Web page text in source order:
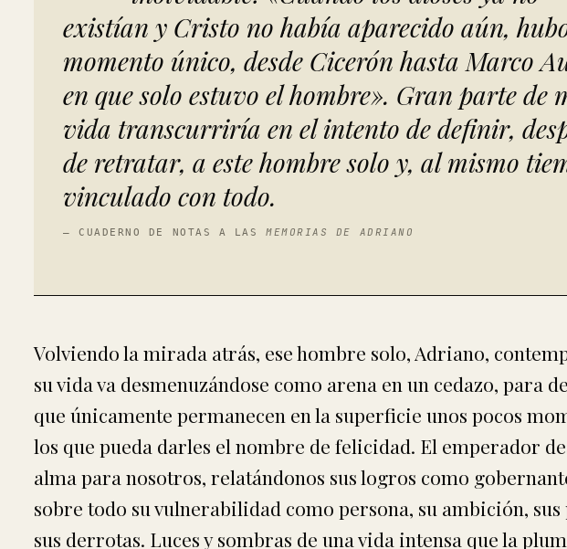
existían y Cristo no había aparecido aún,
momento único, desde Cicerón hasta Marco
en que solo estuvo el hombre». Gran parte de
vida transcurriría en el intento de definir,
de retratar, a este hombre solo y, al mismo
vinculado con todo.
— CUADERNO DE NOTAS A LASMEMORIAS DE ADRIANO
Volviendo la mirada atrás, ese hombre solo, Adriano,
su vida va desmenuzándose como arena en un cedazo, para
que únicamente permanecen en la superficie unos pocos
los que pueda darles el nombre de felicidad. El emperador
alma para nosotros, relatándonos sus logros como
sobre todo su vulnerabilidad como persona, su ambición, sus
sus derrotas. Luces y sombras de una vida intensa que la